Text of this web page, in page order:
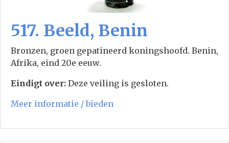
517. Beeld, Benin
Bronzen, groen gepatineerd koningshoofd. Benin,
Afrika, eind 20e eeuw.
Eindigt over: Deze veiling is gesloten.
Meer informatie / bieden